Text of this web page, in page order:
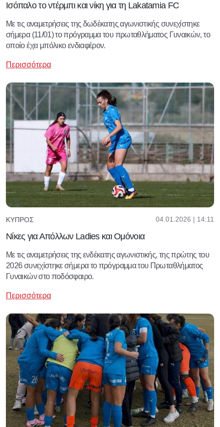
Ισόπαλο το ντέρμπι και νίκη για τη Lakatamia FC
Με τις αναμετρήσεις της δωδέκατης αγωνιστικής συνεχίστηκε
σήμερα (11/01) το πρόγραμμα του πρωταθλήματος Γυναικών, το
οποίο έχει μπόλικο ενδιαφέρον.
Περισσότερα
ΚΎΠΡΟΣ 04.01.2026 | 14:11
Νίκες για Απόλλων Ladies και Ομόνοια
Με τις αναμετρήσεις της ενδέκατης αγωνιστικής, της πρώτης του
2026 συνεχίστηκε σήμερα το πρόγραμμα του Πρωταθλήματος
Γυναικών στο ποδόσφαιρο.
Περισσότερα